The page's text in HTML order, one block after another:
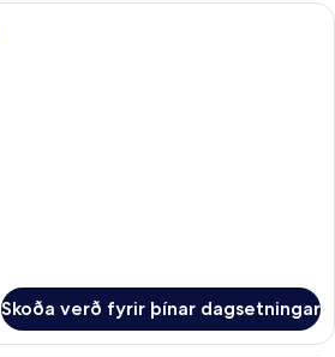
Rúmföt úr egypskri bómull, rúmföt
Skoða verð fyrir þínar dagsetningar